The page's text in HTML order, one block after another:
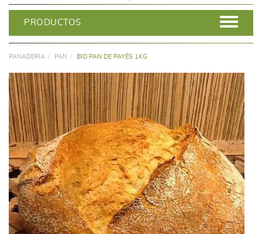
PRODUCTOS
PANADERIA PAN BIO PAN DE PAYÉS 1KG